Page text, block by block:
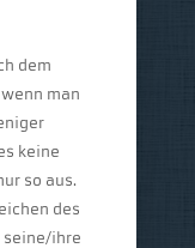
dem
man
keine
so aus.
des
seine/ihre